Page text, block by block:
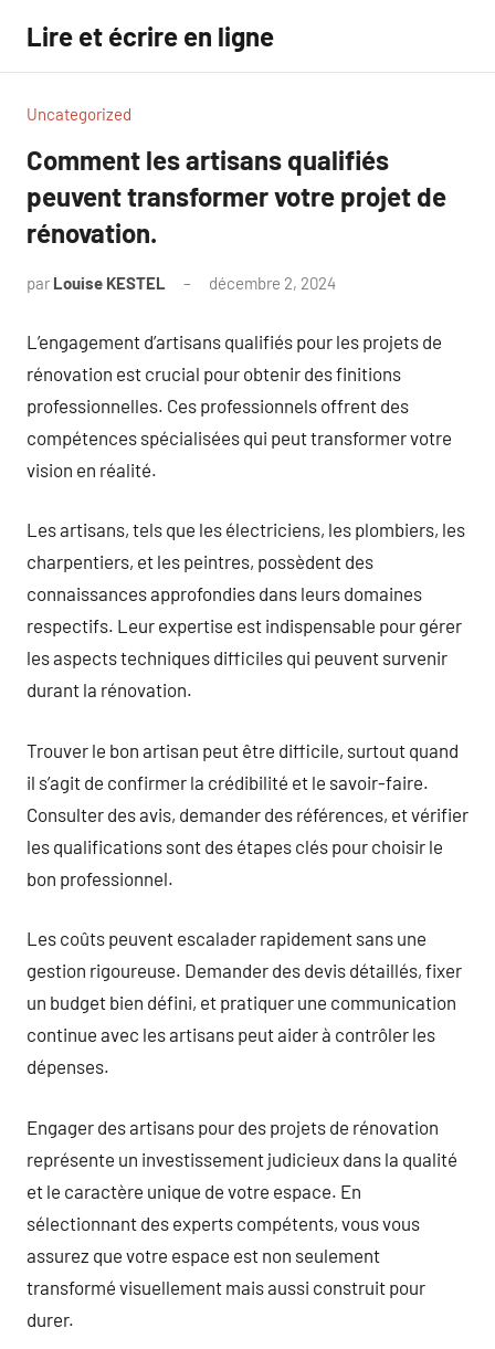
contenu
Lire et écrire en ligne
Uncategorized
Comment les artisans qualifiés
peuvent transformer votre projet de
rénovation.
par Louise KESTEL décembre 2, 2024
L’engagement d’artisans qualifiés pour les projets de
rénovation est crucial pour obtenir des finitions
professionnelles. Ces professionnels offrent des
compétences spécialisées qui peut transformer votre
vision en réalité.
Les artisans, tels que les électriciens, les plombiers, les
charpentiers, et les peintres, possèdent des
connaissances approfondies dans leurs domaines
respectifs. Leur expertise est indispensable pour gérer
les aspects techniques difficiles qui peuvent survenir
durant la rénovation.
Trouver le bon artisan peut être difficile, surtout quand
il s’agit de confirmer la crédibilité et le savoir-faire.
Consulter des avis, demander des références, et vérifier
les qualifications sont des étapes clés pour choisir le
bon professionnel.
Les coûts peuvent escalader rapidement sans une
gestion rigoureuse. Demander des devis détaillés, fixer
un budget bien défini, et pratiquer une communication
continue avec les artisans peut aider à contrôler les
dépenses.
Engager des artisans pour des projets de rénovation
représente un investissement judicieux dans la qualité
et le caractère unique de votre espace. En
sélectionnant des experts compétents, vous vous
assurez que votre espace est non seulement
transformé visuellement mais aussi construit pour
durer.